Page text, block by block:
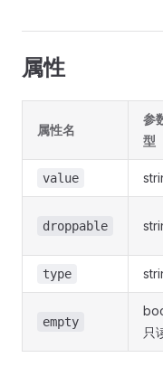
属性
属性名
参
型
value
droppable
type
empty
只